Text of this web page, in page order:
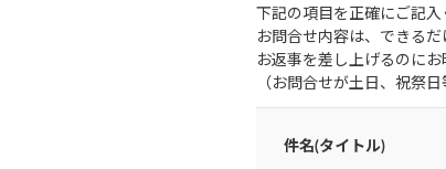
下記の項目を正確にご記入
お問合せ内容は、できるだ
お返事を差し上げるのに
（お問合せが土日、祝祭
件名(タイトル)